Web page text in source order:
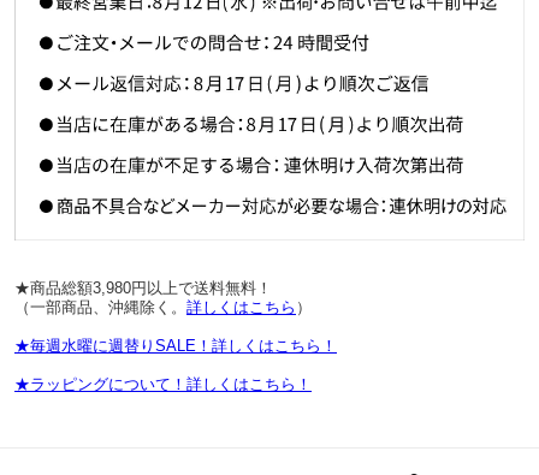
★商品総額3,980円以上で送料無料！
（一部商品、沖縄除く。 詳しくはこちら ）
★毎週水曜に週替りSALE！詳しくはこちら！
★ラッピングについて！詳しくはこちら！